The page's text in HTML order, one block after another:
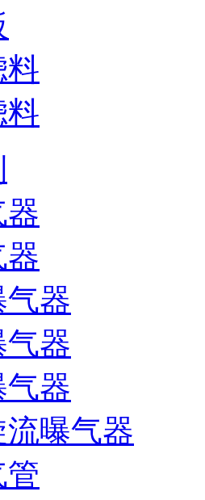
料
料
器
器
器
器
器
曝气器
管